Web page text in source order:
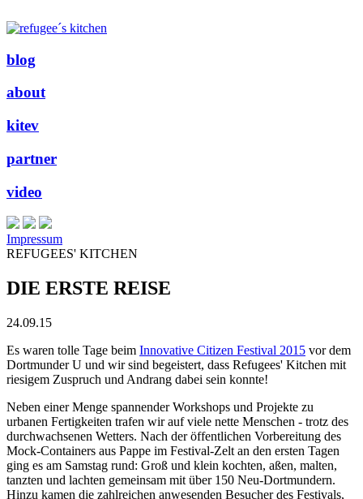
blog
about
kitev
partner
video
Impressum
REFUGEES' KITCHEN
DIE ERSTE REISE
24.09.15
Es waren tolle Tage beim Innovative Citizen Festival 2015 vor dem
Dortmunder U und wir sind begeistert, dass Refugees' Kitchen mit
riesigem Zuspruch und Andrang dabei sein konnte!
Neben einer Menge spannender Workshops und Projekte zu
urbanen Fertigkeiten trafen wir auf viele nette Menschen - trotz des
durchwachsenen Wetters. Nach der öffentlichen Vorbereitung des
Mock-Containers aus Pappe im Festival-Zelt an den ersten Tagen
ging es am Samstag rund: Groß und klein kochten, aßen, malten,
tanzten und lachten gemeinsam mit über 150 Neu-Dortmundern.
Hinzu kamen die zahlreichen anwesenden Besucher des Festivals,